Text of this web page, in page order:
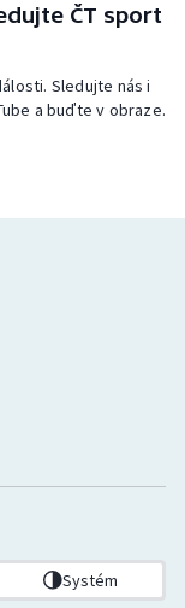
ČT sport
Sledujte nás i
a buďte v obraze.
Systém